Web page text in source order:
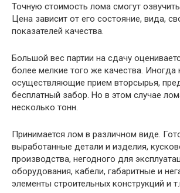
Точную стоимость лома смогут
Цена зависит от его состояние, вида,
показателей качества.
Большой вес партии на сдачу
более мелкие того же качества. Иногда
осуществляющие прием вторсырья,
бесплатный забор. Но в этом случае
несколько тонн.
Принимается лом в различном виде.
выработанные детали и изделия,
производства, негодного для
оборудования, кабели, габаритные и
элементы строительных конструкций и